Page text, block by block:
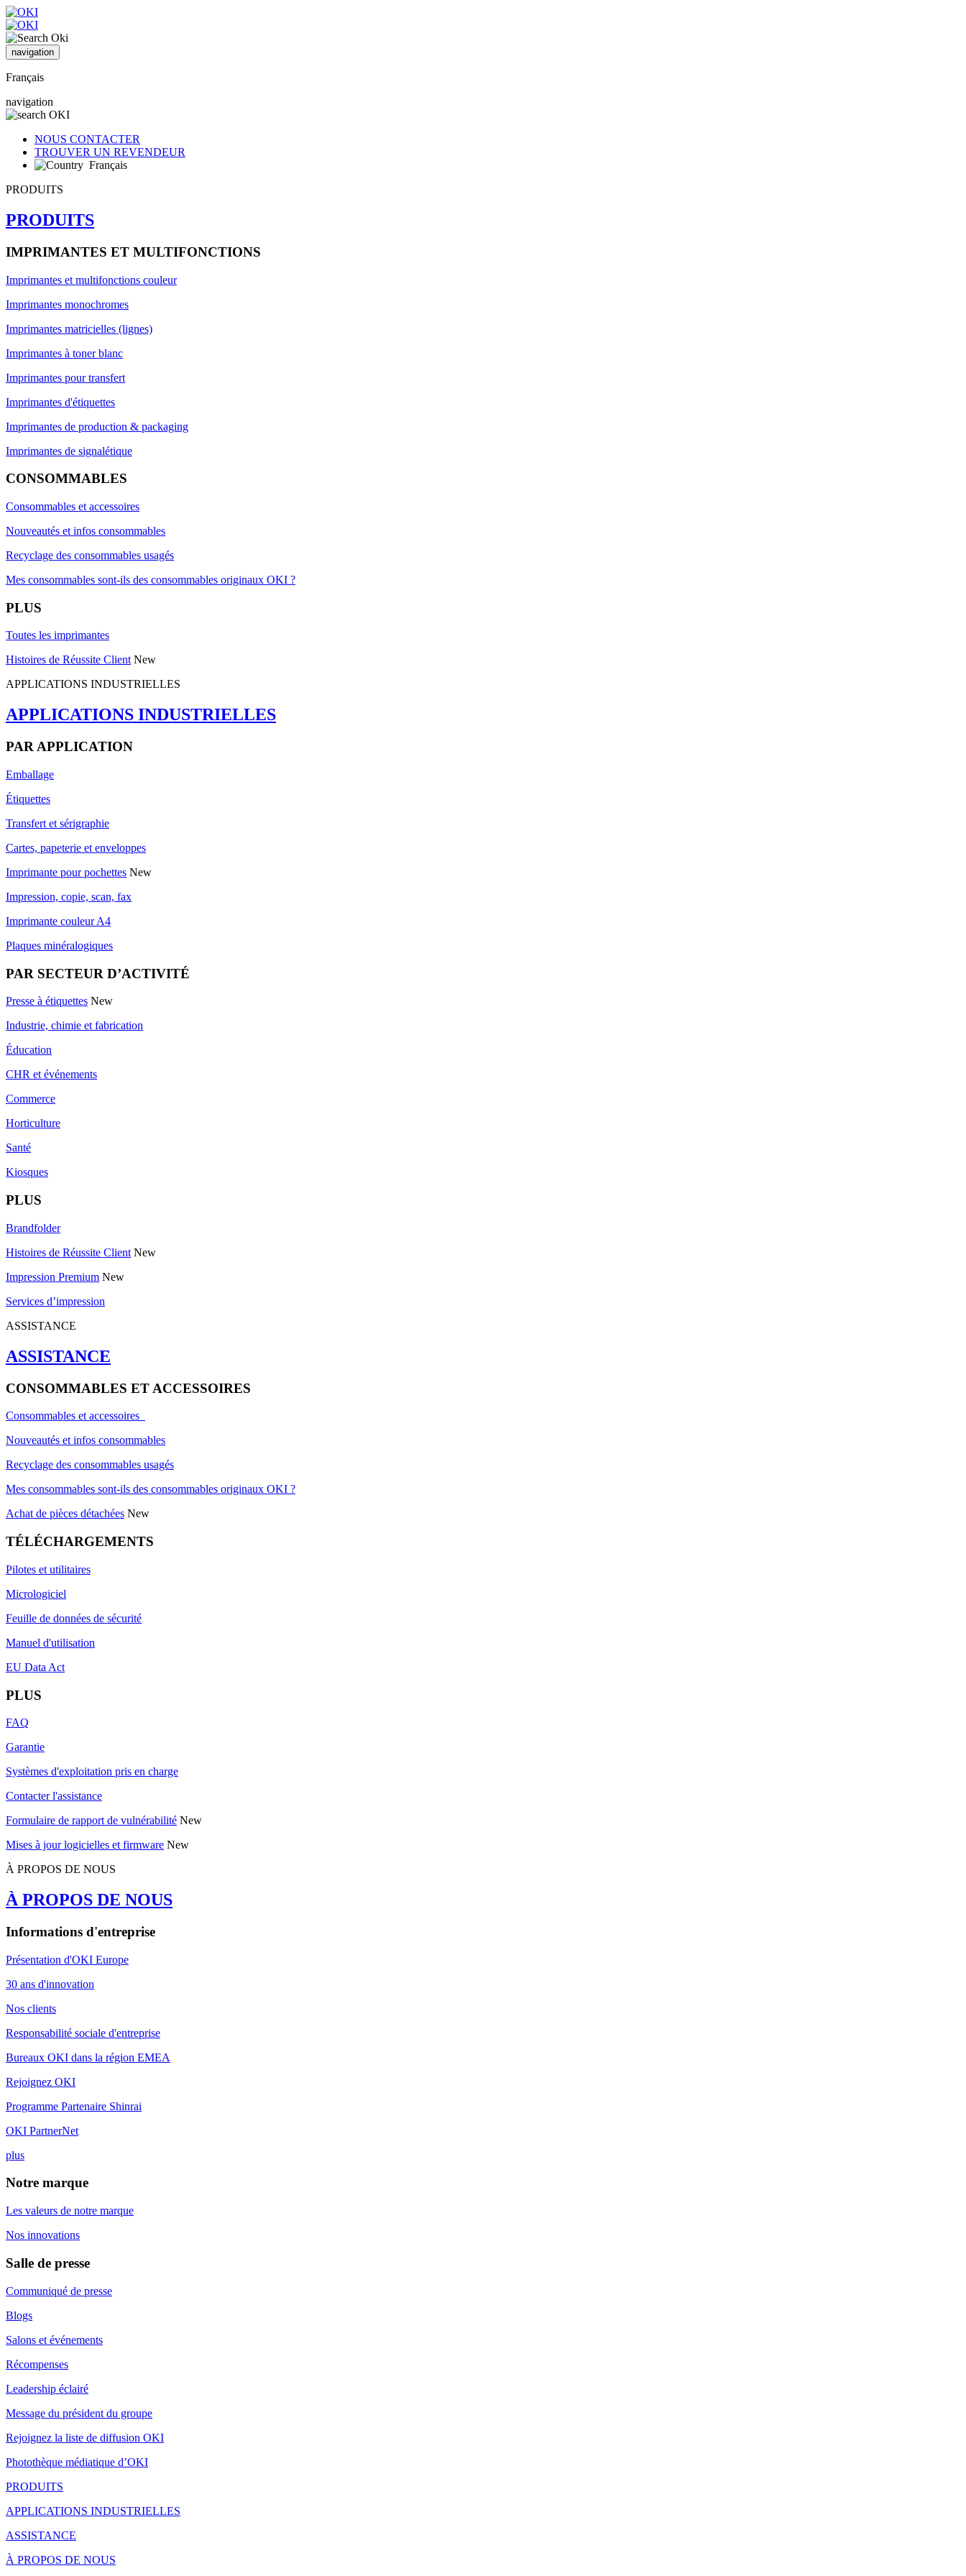
navigation
Français
navigation
NOUS CONTACTER
TROUVER UN REVENDEUR
Français
PRODUITS
PRODUITS
IMPRIMANTES ET MULTIFONCTIONS
Imprimantes et multifonctions couleur
Imprimantes monochromes
Imprimantes matricielles (lignes)
Imprimantes à toner blanc
Imprimantes pour transfert
Imprimantes d'étiquettes
Imprimantes de production & packaging
Imprimantes de signalétique
CONSOMMABLES
Consommables et accessoires
Nouveautés et infos consommables
Recyclage des consommables usagés
Mes consommables sont-ils des consommables originaux OKI ?
PLUS
Toutes les imprimantes
Histoires de Réussite Client New
APPLICATIONS INDUSTRIELLES
APPLICATIONS INDUSTRIELLES
PAR APPLICATION
Emballage
Étiquettes
Transfert et sérigraphie
Cartes, papeterie et enveloppes
Imprimante pour pochettes New
Impression, copie, scan, fax
Imprimante couleur A4
Plaques minéralogiques
PAR SECTEUR D’ACTIVITÉ
Presse à étiquettes New
Industrie, chimie et fabrication
Éducation
CHR et événements
Commerce
Horticulture
Santé
Kiosques
PLUS
Brandfolder
Histoires de Réussite Client New
Impression Premium New
Services d’impression
ASSISTANCE
ASSISTANCE
CONSOMMABLES ET ACCESSOIRES
Consommables et accessoires
Nouveautés et infos consommables
Recyclage des consommables usagés
Mes consommables sont-ils des consommables originaux OKI ?
Achat de pièces détachées New
TÉLÉCHARGEMENTS
Pilotes et utilitaires
Micrologiciel
Feuille de données de sécurité
Manuel d'utilisation
EU Data Act
PLUS
FAQ
Garantie
Systèmes d'exploitation pris en charge
Contacter l'assistance
Formulaire de rapport de vulnérabilité New
Mises à jour logicielles et firmware New
À PROPOS DE NOUS
À PROPOS DE NOUS
Informations d'entreprise
Présentation d'OKI Europe
30 ans d'innovation
Nos clients
Responsabilité sociale d'entreprise
Bureaux OKI dans la région EMEA
Rejoignez OKI
Programme Partenaire Shinrai
OKI PartnerNet
plus
Notre marque
Les valeurs de notre marque
Nos innovations
Salle de presse
Communiqué de presse
Blogs
Salons et événements
Récompenses
Leadership éclairé
Message du président du groupe
Rejoignez la liste de diffusion OKI
Photothèque médiatique d’OKI
PRODUITS
APPLICATIONS INDUSTRIELLES
ASSISTANCE
À PROPOS DE NOUS